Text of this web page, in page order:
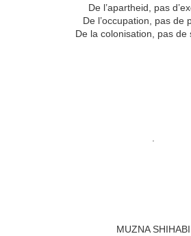
De l’apartheid, pas
De l’occupation, pas de
De la colonisation, pas de
MUZNA SHIHABI